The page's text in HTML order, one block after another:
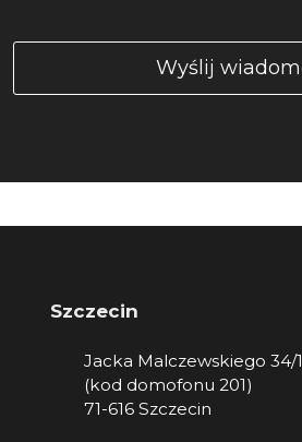
Szczecin
Jacka Malczewskiego 34/1
(kod domofonu 201)
71-616 Szczecin